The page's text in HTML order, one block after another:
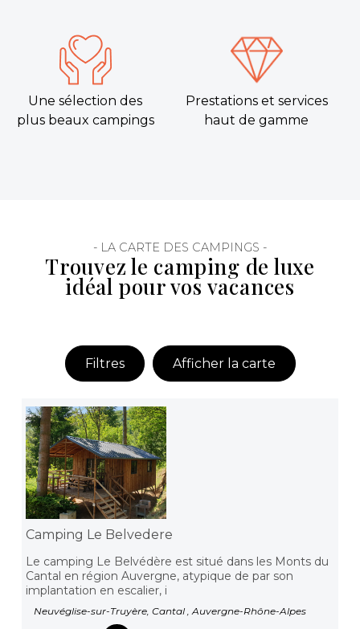
Une sélection des
plus beaux campings
Prestations et services
haut de gamme
- LA CARTE DES CAMPINGS -
Trouvez le camping de luxe
idéal pour vos vacances
Filtres Afficher la carte
Camping Le Belvedere
Le camping Le Belvédère est situé dans les Monts du
Cantal en région Auvergne, atypique de par son
implantation en escalier, i
Neuvéglise-sur-Truyère, Cantal , Auvergne-Rhône-Alpes